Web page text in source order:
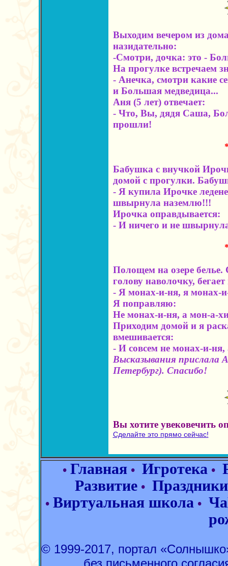
Выходим вечером из
назидательно:
-Смотри, дочка: это -
На прогулке встречаем
- Анечка, смотри какие
и Большая медведица...
Аня (5 лет) отвечает:
- Что, Вы, дядя Саша,
прошли!
Бабушка с внучкой
домой с прогулки.
- Я купила Ирочке
швырнула наземлю!!!
Ирочка оправдывается:
- И ничего и не
Полощем на озере белье.
голову наволочку,
- Я монах-и-ня, я монах-
Я поправляю:
Не монах-и-ня, а мон-а-
Приходим домой и я
вмешивается:
- И совсем не монах-и-
Высказывания прислала
Петербург). Спасибо!
Вы хотите увековечить
Сделайте это прямо сейчас!
• Главная • Игротека •
Развитие• Праздники
• Виртуальная школа •
© 1999-2017, портал
без письменного